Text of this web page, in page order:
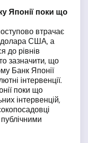
Японії поки що
втрачає
долара США, а
до рівнів
зазначити, що
Банк Японії
інтервенції.
поки що
інтервенцій,